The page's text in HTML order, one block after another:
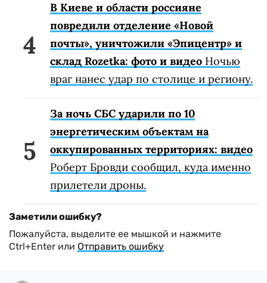
В Киеве и области россияне
повредили отделение «Новой
почты», уничтожили «Эпицентр» и
склад Rozetka: фото и видео Ночью
враг нанес удар по столице и региону.
За ночь СБС ударили по 10
энергетическим объектам на
оккупированных территориях: видео
Роберт Бровди сообщил, куда именно
прилетели дроны.
Заметили ошибку?
Пожалуйста, выделите ее мышкой и нажмите
Ctrl+Enter или Отправить ошибку